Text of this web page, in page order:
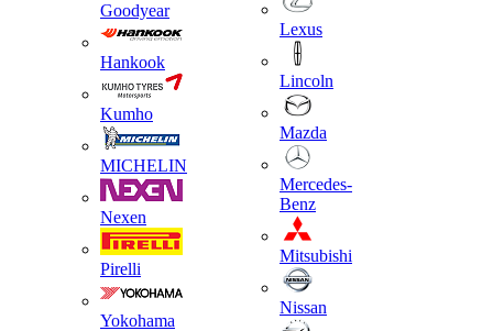
Goodyear
Hankook
Kumho
MICHELIN
Nexen
Pirelli
Yokohama
Lexus
Lincoln
Mazda
Mercedes-
Benz
Mitsubishi
Nissan